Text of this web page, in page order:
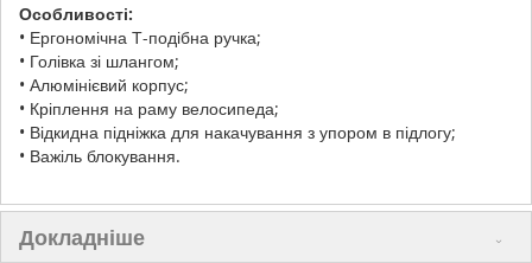
Особливості:
• Ергономічна Т-подібна ручка;
• Голівка зі шлангом;
• Алюмінієвий корпус;
• Кріплення на раму велосипеда;
• Відкидна підніжка для накачування з упором в підлогу;
• Важіль блокування.
Докладніше